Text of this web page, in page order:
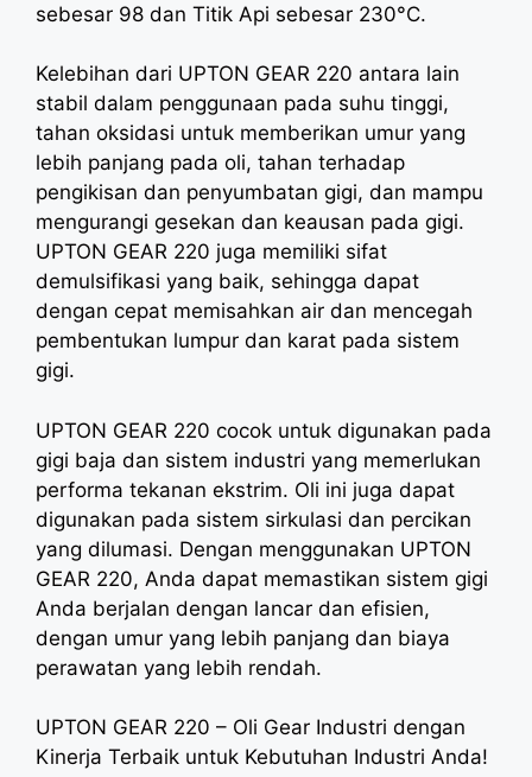
sebesar 98 dan Titik Api sebesar 230°C.
Kelebihan dari UPTON GEAR 220 antara lain
stabil dalam penggunaan pada suhu tinggi,
tahan oksidasi untuk memberikan umur yang
lebih panjang pada oli, tahan terhadap
pengikisan dan penyumbatan gigi, dan mampu
mengurangi gesekan dan keausan pada gigi.
UPTON GEAR 220 juga memiliki sifat
demulsifikasi yang baik, sehingga dapat
dengan cepat memisahkan air dan mencegah
pembentukan lumpur dan karat pada sistem
gigi.
UPTON GEAR 220 cocok untuk digunakan pada
gigi baja dan sistem industri yang memerlukan
performa tekanan ekstrim. Oli ini juga dapat
digunakan pada sistem sirkulasi dan percikan
yang dilumasi. Dengan menggunakan UPTON
GEAR 220, Anda dapat memastikan sistem gigi
Anda berjalan dengan lancar dan efisien,
dengan umur yang lebih panjang dan biaya
perawatan yang lebih rendah.
UPTON GEAR 220 – Oli Gear Industri dengan
Kinerja Terbaik untuk Kebutuhan Industri Anda!